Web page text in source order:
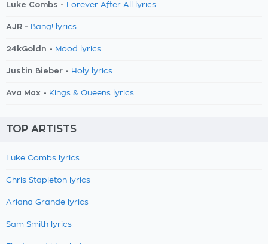
Luke Combs - Forever After All lyrics
AJR - Bang! lyrics
24kGoldn - Mood lyrics
Justin Bieber - Holy lyrics
Ava Max - Kings & Queens lyrics
TOP ARTISTS
Luke Combs lyrics
Chris Stapleton lyrics
Ariana Grande lyrics
Sam Smith lyrics